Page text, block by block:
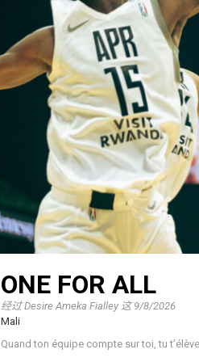
ONE FOR ALL
经过Desire Ameka Fialley 这9/8/2026
Mali
Quand ton équipe compte sur toi, tu